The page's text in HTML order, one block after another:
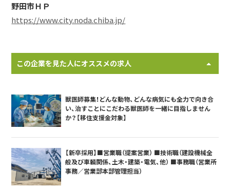
野田市ＨＰ
https://www.city.noda.chiba.jp/
この企業を見た人にオススメの求人
獣医師募集！どんな動物、どんな病気にも全力で向き合
い、治すことにこだわる獣医師を一緒に目指しません
か？【移住支援金対象】
【新卒採用】■営業職（提案営業） ■技術職（建設機械全
般及び車輌関係、土木・建築・電気、他） ■事務職（営業所
事務／営業部本部管理担当）